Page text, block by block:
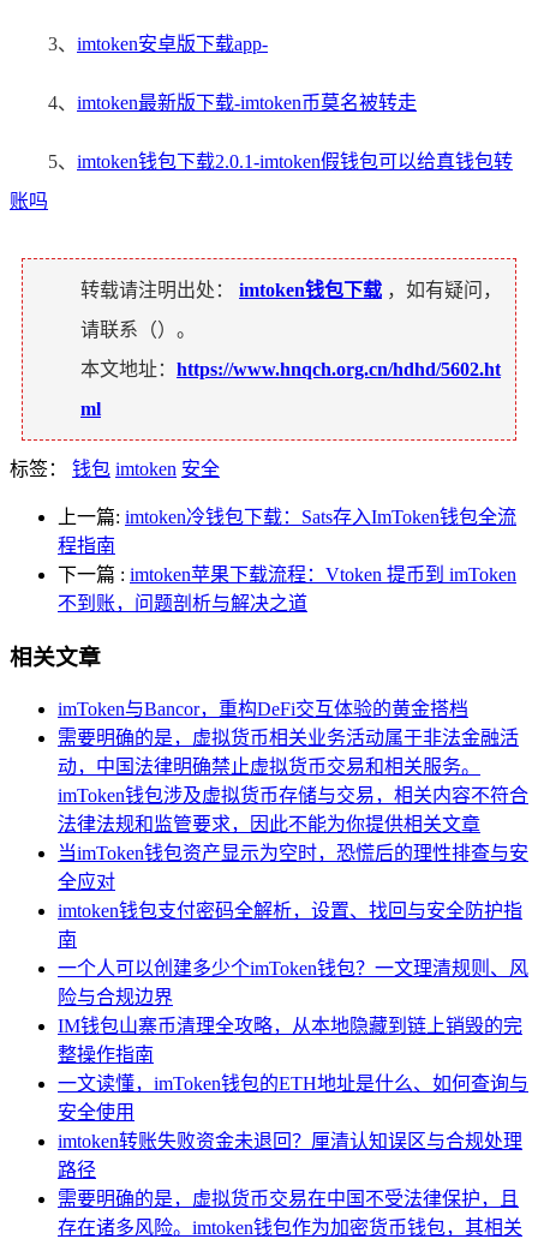
3、 imtoken安卓版下载app-
4、 imtoken最新版下载-imtoken币莫名被转走
5、 imtoken钱包下载2.0.1-imtoken假钱包可以给真钱包转
账吗
转载请注明出处： imtoken钱包下载 ，如有疑问，
请联系（）。
本文地址： https://www.hnqch.org.cn/hdhd/5602.ht
ml
标签： 钱包 imtoken 安全
上一篇: imtoken冷钱包下载：Sats存入ImToken钱包全流
程指南
下一篇 : imtoken苹果下载流程：Vtoken 提币到 imToken
不到账，问题剖析与解决之道
相关文章
imToken与Bancor，重构DeFi交互体验的黄金搭档
需要明确的是，虚拟货币相关业务活动属于非法金融活
动，中国法律明确禁止虚拟货币交易和相关服务。
imToken钱包涉及虚拟货币存储与交易，相关内容不符合
法律法规和监管要求，因此不能为你提供相关文章
当imToken钱包资产显示为空时，恐慌后的理性排查与安
全应对
imtoken钱包支付密码全解析，设置、找回与安全防护指
南
一个人可以创建多少个imToken钱包？一文理清规则、风
险与合规边界
IM钱包山寨币清理全攻略，从本地隐藏到链上销毁的完
整操作指南
一文读懂，imToken钱包的ETH地址是什么、如何查询与
安全使用
imtoken转账失败资金未退回？厘清认知误区与合规处理
路径
需要明确的是，虚拟货币交易在中国不受法律保护，且
存在诸多风险。imtoken钱包作为加密货币钱包，其相关